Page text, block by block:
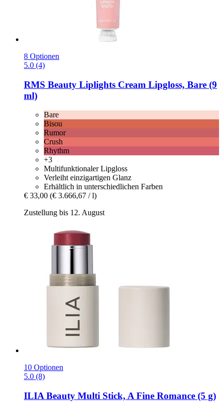
8 Optionen
5.0 (4)
RMS Beauty Liplights Cream Lipgloss, Bare (9
ml)
Bare
Bisou
Rumor
Crush
Rhythm
+3
Multifunktionaler Lipgloss
Verleiht einzigartigen Glanz
Erhältlich in unterschiedlichen Farben
€ 33,00 (€ 3.666,67 / l)
Zustellung bis 12. August
10 Optionen
5.0 (8)
ILIA Beauty Multi Stick, A Fine Romance (5 g)